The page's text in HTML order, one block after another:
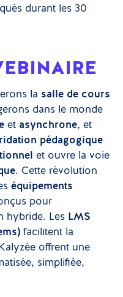
durant les 30
la salle de cours
dans le monde
et asynchrone, et
pédagogique
et ouvre la voie
. Cette révolution
équipements
pour
hybride. Les LMS
facilitent la
offrent une
simplifiée,